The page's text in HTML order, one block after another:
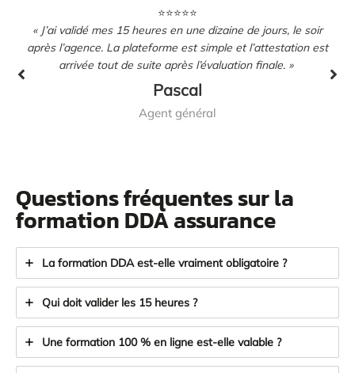
⭐️⭐️⭐️⭐️⭐️
« J’ai validé mes 15 heures en une dizaine de jours, le soir
après l’agence. La plateforme est simple et l’attestation est
arrivée tout de suite après l’évaluation finale. »
Pascal
Agent général
Questions fréquentes sur la
formation DDAassurance
La formation DDA est-elle vraiment obligatoire ?
Qui doit valider les 15 heures ?
Une formation 100 % en ligne est-elle valable ?